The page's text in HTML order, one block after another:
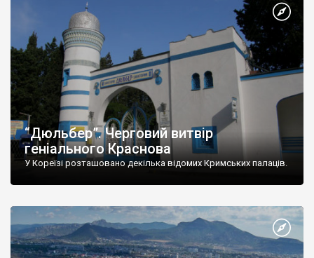
“Дюльбер”. Черговий витвір
геніального Краснова
У Кореїзі розташовано декілька відомих Кримських палаців.